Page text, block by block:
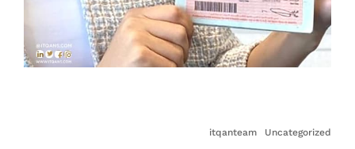
Uncategorized
itqanteam